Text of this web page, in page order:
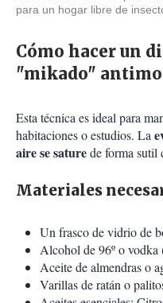
para un hogar libre de
Cómo hacer un
"mikado"
Esta técnica es ideal para
habitaciones o estudios. La
aire se saturede forma sutil
Materiales
Un frasco de vidrio de
Alcohol de 96º o vodka
Aceite de almendras o
Varillas de ratán o